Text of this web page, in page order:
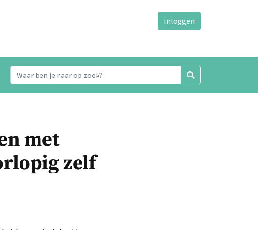
Inloggen
met
zelf